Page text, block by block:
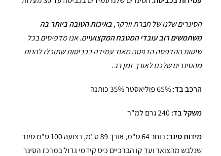
הסינרים שלנו של חברת וורקר,באיכות הטובה ביותר בה
משתמשים רוב עובדי המטבח המקצועיים. אנו מדפיסים בכל
שיטות ההדפסה הדפסה מאוד עמידה בכביסות שתוכלו להנות
מהסינרים שלכם לאורך זמן רב.
הרכב בד:
משקל בד:
מידות סינר:
רוחב 64 ס"מ, אורך 89 ס"מ, רצועה 100 ס"מ סינר
שנלבש מהצואר ועד קו הברכיים כיס קידמי גדול במרכז הסינר